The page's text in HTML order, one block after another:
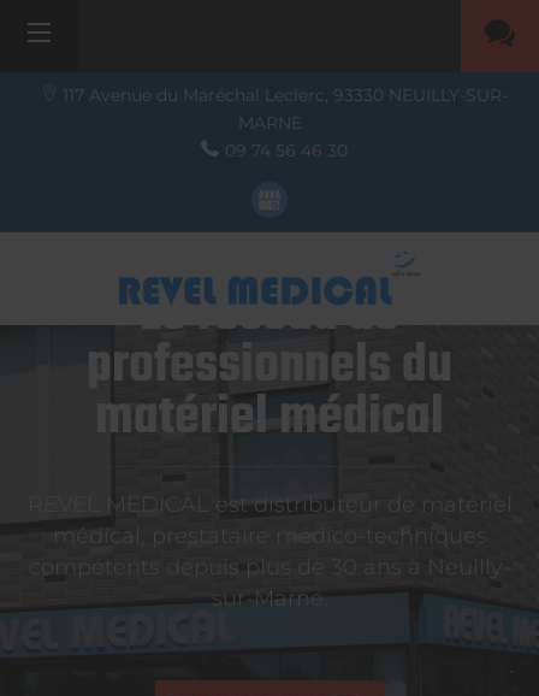
117 Avenue du Maréchal Leclerc, 93330 NEUILLY-SUR-
MARNE
09 74 56 46 30
Le réseau de
professionnels du
matériel médical
REVEL MEDICAL est distributeur de matériel
médical, prestataire médico-techniques
compétents depuis plus de 30 ans à Neuilly-
sur-Marne.